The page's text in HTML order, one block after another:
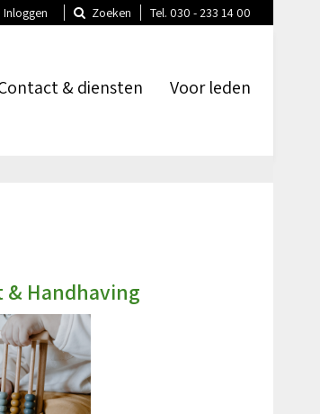
Inloggen Zoeken Tel. 030 - 233 14 00
& diensten
& themabijeenkomsten
factsheets en apps
gestelde vragen (FAQ)
Voor leden
& Handhaving